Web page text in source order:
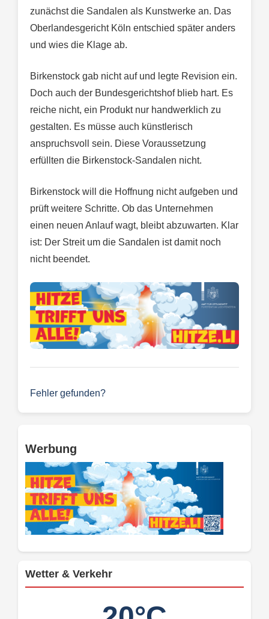
zunächst die Sandalen als Kunstwerke an. Das
Oberlandesgericht Köln entschied später anders
und wies die Klage ab.
Birkenstock gab nicht auf und legte Revision ein.
Doch auch der Bundesgerichtshof blieb hart. Es
reiche nicht, ein Produkt nur handwerklich zu
gestalten. Es müsse auch künstlerisch
anspruchsvoll sein. Diese Voraussetzung
erfüllten die Birkenstock-Sandalen nicht.
Birkenstock will die Hoffnung nicht aufgeben und
prüft weitere Schritte. Ob das Unternehmen
einen neuen Anlauf wagt, bleibt abzuwarten. Klar
ist: Der Streit um die Sandalen ist damit noch
nicht beendet.
Fehler gefunden?
Werbung
Wetter & Verkehr